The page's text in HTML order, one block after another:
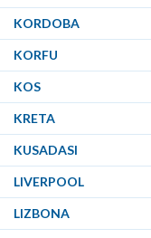
KORDOBA
KORFU
KOS
KRETA
KUSADASI
LIVERPOOL
LIZBONA